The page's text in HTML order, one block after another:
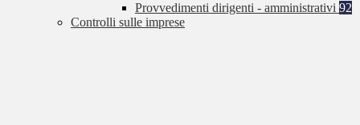
Provvedimenti dirigenti - amministrativi 92
Controlli sulle imprese